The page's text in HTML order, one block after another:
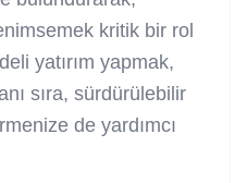
kritik bir rol
yatırım yapmak,
sıra, sürdürülebilir
de yardımcı